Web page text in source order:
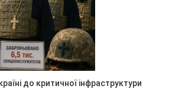
до критичної інфраструктури